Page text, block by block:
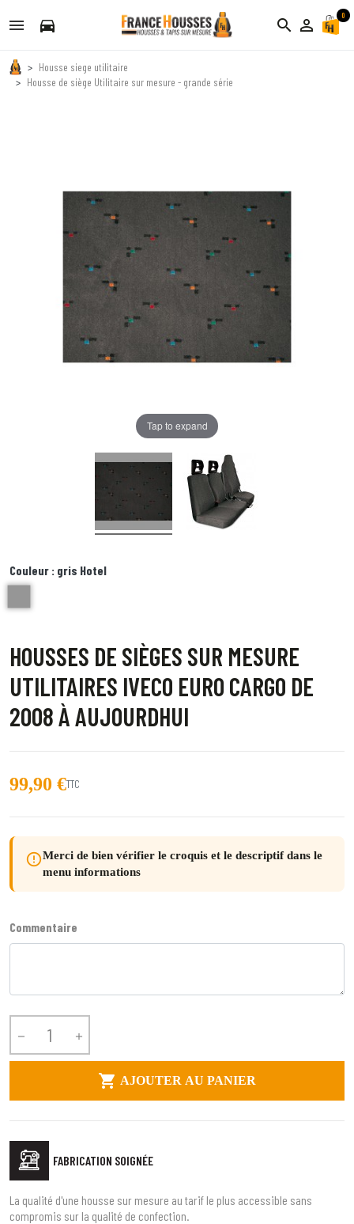
directions_car search person_outline
0
Housse siege utilitaire
Housse de siège Utilitaire sur mesure - grande série
Tap to expand
Couleur : gris Hotel
HOUSSES DE SIÈGES SUR MESURE
UTILITAIRES IVECO EURO CARGO DE
2008 À AUJOURDHUI
99,90 €TTC
error_outlineMerci de bien vérifier le croquis et le descriptif dans le
menu informations
Commentaire
 
 AJOUTER AU PANIER
FABRICATION SOIGNÉE
La qualité d'une housse sur mesure au tarif le plus accessible sans
compromis sur la qualité de confection.